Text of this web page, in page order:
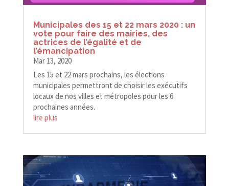
Municipales des 15 et 22 mars 2020 : un
vote pour faire des mairies, des
actrices de l’égalité et de
l’émancipation
Mar 13, 2020
Les 15 et 22 mars prochains, les élections
municipales permettront de choisir les exécutifs
locaux de nos villes et métropoles pour les 6
prochaines années.
lire plus